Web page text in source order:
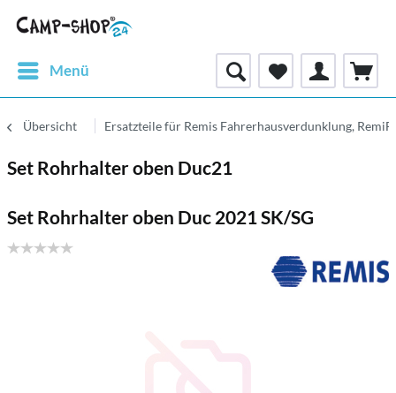
Menü
Übersicht Ersatzteile für Remis Fahrerhausverdunklung,
Set Rohrhalter oben Duc21
Set Rohrhalter oben Duc 2021 SK/SG